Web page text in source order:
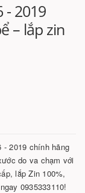
- 2019
– lắp zin
- 2019 chính hãng
do va chạm với
lắp Zin 100%,
0935333110!